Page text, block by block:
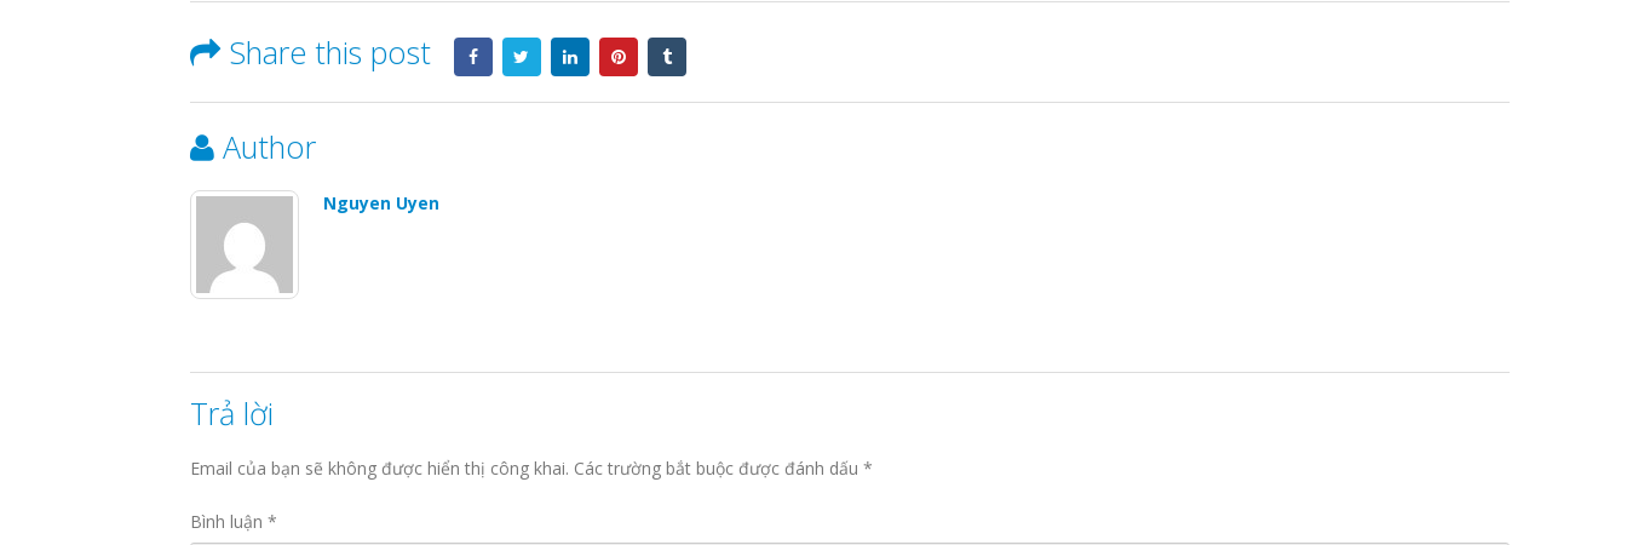
Share this post
Author
Nguyen Uyen
Trả lời
Email của bạn sẽ không được hiển thị công khai. Các trường bắt buộc được đánh dấu *
Bình luận *